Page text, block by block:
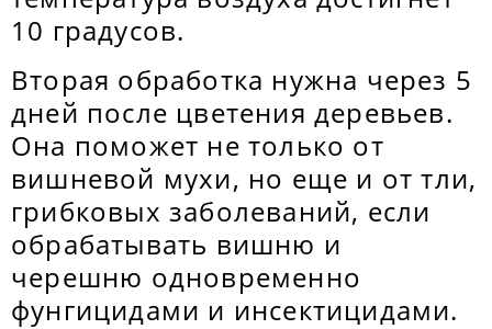
10 градусов.
Вторая обработка нужна через 5
дней после цветения деревьев.
Она поможет не только от
вишневой мухи, но еще и от тли,
грибковых заболеваний, если
обрабатывать вишню и
черешню одновременно
фунгицидами и инсектицидами.